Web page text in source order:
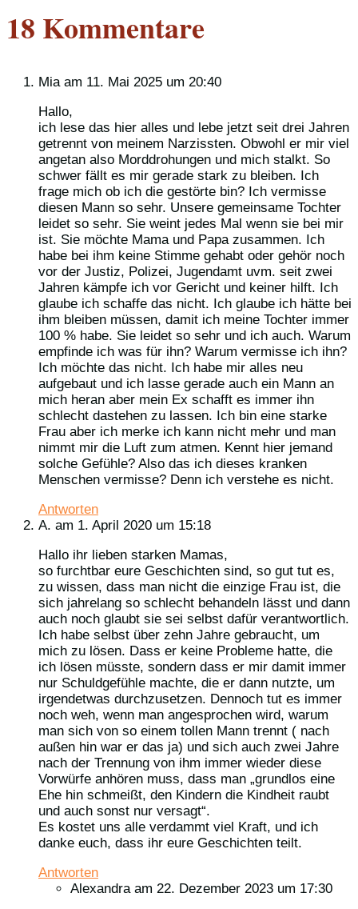
18 Kommentare
Mia am 11. Mai 2025 um 20:40
Hallo,
ich lese das hier alles und lebe jetzt seit drei Jahren
getrennt von meinem Narzissten. Obwohl er mir viel
angetan also Morddrohungen und mich stalkt. So
schwer fällt es mir gerade stark zu bleiben. Ich
frage mich ob ich die gestörte bin? Ich vermisse
diesen Mann so sehr. Unsere gemeinsame Tochter
leidet so sehr. Sie weint jedes Mal wenn sie bei mir
ist. Sie möchte Mama und Papa zusammen. Ich
habe bei ihm keine Stimme gehabt oder gehör noch
vor der Justiz, Polizei, Jugendamt uvm. seit zwei
Jahren kämpfe ich vor Gericht und keiner hilft. Ich
glaube ich schaffe das nicht. Ich glaube ich hätte bei
ihm bleiben müssen, damit ich meine Tochter immer
100 % habe. Sie leidet so sehr und ich auch. Warum
empfinde ich was für ihn? Warum vermisse ich ihn?
Ich möchte das nicht. Ich habe mir alles neu
aufgebaut und ich lasse gerade auch ein Mann an
mich heran aber mein Ex schafft es immer ihn
schlecht dastehen zu lassen. Ich bin eine starke
Frau aber ich merke ich kann nicht mehr und man
nimmt mir die Luft zum atmen. Kennt hier jemand
solche Gefühle? Also das ich dieses kranken
Menschen vermisse? Denn ich verstehe es nicht.
Antworten
A. am 1. April 2020 um 15:18
Hallo ihr lieben starken Mamas,
so furchtbar eure Geschichten sind, so gut tut es,
zu wissen, dass man nicht die einzige Frau ist, die
sich jahrelang so schlecht behandeln lässt und dann
auch noch glaubt sie sei selbst dafür verantwortlich.
Ich habe selbst über zehn Jahre gebraucht, um
mich zu lösen. Dass er keine Probleme hatte, die
ich lösen müsste, sondern dass er mir damit immer
nur Schuldgefühle machte, die er dann nutzte, um
irgendetwas durchzusetzen. Dennoch tut es immer
noch weh, wenn man angesprochen wird, warum
man sich von so einem tollen Mann trennt ( nach
außen hin war er das ja) und sich auch zwei Jahre
nach der Trennung von ihm immer wieder diese
Vorwürfe anhören muss, dass man „grundlos eine
Ehe hin schmeißt, den Kindern die Kindheit raubt
und auch sonst nur versagt“.
Es kostet uns alle verdammt viel Kraft, und ich
danke euch, dass ihr eure Geschichten teilt.
Antworten
Alexandra am 22. Dezember 2023 um 17:30